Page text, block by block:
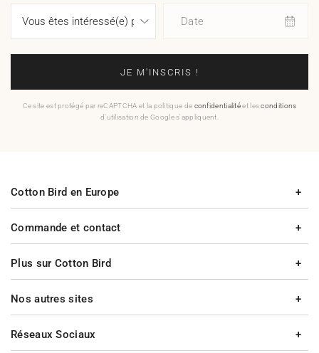
Date
JE M'INSCRIS !
Ce site est protégé par reCAPTCHA et la politique de confidentialitéet lesconditions
d'utilisation de Google s'appliquent.
Commande et contact
Plus sur Cotton Bird
Cotton Bird en Europe
Nos autres sites
Réseaux Sociaux